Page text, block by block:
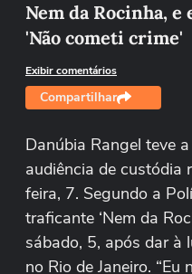
Nem da Rocinha, e
'Não cometi crime'
Exibir comentários
Compartilhar
Danúbia Rangel teve
audiência de custódia
feira, 7. Segundo a
traficante ‘Nem da
sábado, 5, após dar à
no Rio de Janeiro.